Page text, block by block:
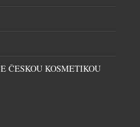
ČESKOU KOSMETIKOU